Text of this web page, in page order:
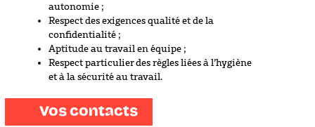
autonomie ;
Respect des exigences qualité et de la
confidentialité ;
Aptitude au travail en équipe ;
Respect particulier des règles liées à l’hygiène
et à la sécurité au travail.
Vos contacts